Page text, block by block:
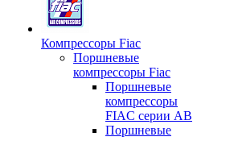
Компрессоры Fiac
Поршневые
компрессоры Fiac
Поршневые
компрессоры
FIAC серии AB
Поршневые